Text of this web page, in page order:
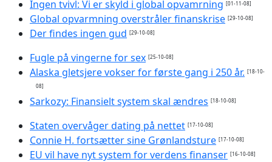
Ingen tvivl: Vi er skyld i global opvamrning [01-11-08]
Global opvarmning overstråler finanskrise [29-10-08]
Der findes ingen gud [29-10-08]
Fugle på vingerne for sex [25-10-08]
Alaska gletsjere vokser for første gang i 250 år. [18-10-
08]
Sarkozy: Finansielt system skal ændres [18-10-08]
Staten overvåger dating på nettet [17-10-08]
Connie H. fortsætter sine Grønlandsture [17-10-08]
EU vil have nyt system for verdens finanser [16-10-08]